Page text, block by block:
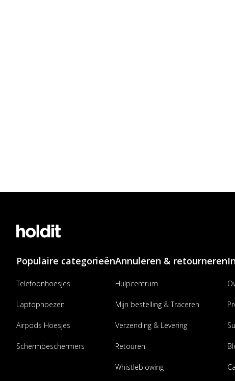
Populaire categorieën
Telefoonhoesjes
Laptophoezen
Airpods Hoesjes
Schermbeschermers
Annuleren & retourneren
Hulpcentrum
Mijn bestelling & Traceren
Verzending & Levering
Retouren
Whistleblowing